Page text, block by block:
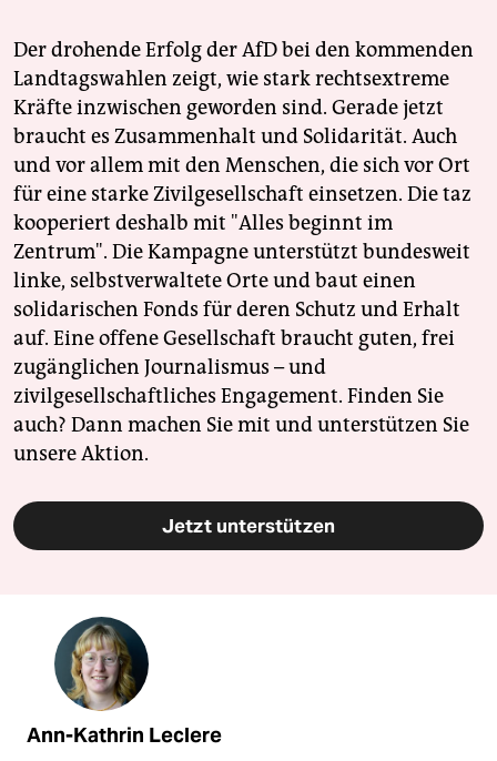
Der drohende Erfolg der AfD bei den kommenden
Landtagswahlen zeigt, wie stark rechtsextreme
Kräfte inzwischen geworden sind. Gerade jetzt
braucht es Zusammenhalt und Solidarität. Auch
und vor allem mit den Menschen, die sich vor Ort
für eine starke Zivilgesellschaft einsetzen. Die taz
kooperiert deshalb mit "Alles beginnt im
Zentrum". Die Kampagne unterstützt bundesweit
linke, selbstverwaltete Orte und baut einen
solidarischen Fonds für deren Schutz und Erhalt
auf. Eine offene Gesellschaft braucht guten, frei
zugänglichen Journalismus – und
zivilgesellschaftliches Engagement. Finden Sie
auch? Dann machen Sie mit und unterstützen Sie
unsere Aktion.
Jetzt unterstützen
Ann-Kathrin Leclere